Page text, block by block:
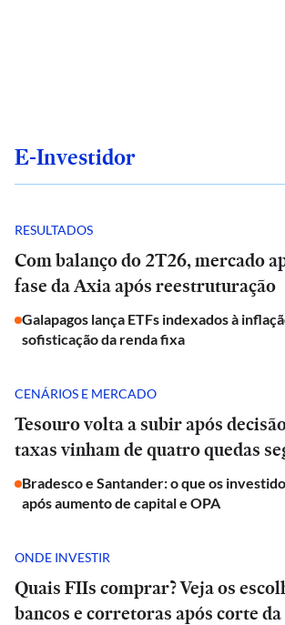
E-Investidor
RESULTADOS
Com balanço do 2T26, mercado
fase da Axia após reestruturação
Galapagos lança ETFs indexados à
sofisticação da renda fixa
CENÁRIOS E MERCADO
Tesouro volta a subir após
taxas vinham de quatro quedas
Bradesco e Santander: o que os
após aumento de capital e OPA
ONDE INVESTIR
Quais FIIs comprar? Veja os
bancos e corretoras após corte